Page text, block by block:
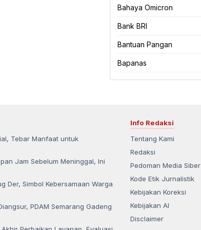
Bahaya Omicron
Bank BRI
Bantuan Pangan
Bapanas
Tebar Manfaat untuk
Jam Sebelum Meninggal, Ini
Der, Simbol Kebersamaan Warga
PDAM Semarang Gadeng
Info Redaksi
Tentang Kami
Redaksi
Pedoman Media Siber
Kode Etik Jurnalistik
Kebijakan Koreksi
Kebijakan AI
Disclaimer